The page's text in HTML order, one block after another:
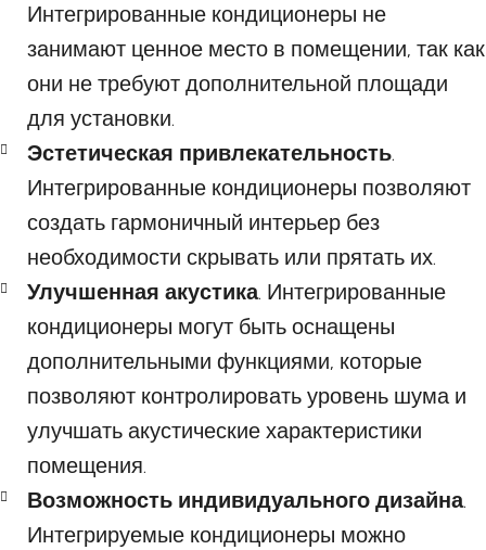
Интегрированные кондиционеры не
занимают ценное место в помещении, так как
они не требуют дополнительной площади
для установки.
Эстетическая привлекательность.
Интегрированные кондиционеры позволяют
создать гармоничный интерьер без
необходимости скрывать или прятать их.
Улучшенная акустика. Интегрированные
кондиционеры могут быть оснащены
дополнительными функциями, которые
позволяют контролировать уровень шума и
улучшать акустические характеристики
помещения.
Возможность индивидуального дизайна.
Интегрируемые кондиционеры можно